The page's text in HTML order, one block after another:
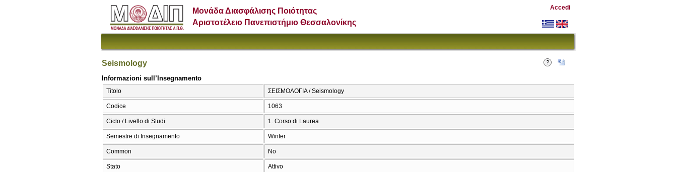
Μονάδα Διασφάλισης Ποιότητας
Αριστοτέλειο Πανεπιστήμιο Θεσσαλονίκης
Accedi
Seismology
Informazioni sull’Insegnamento
Titolo ΣΕΙΣΜΟΛΟΓΙΑ / Seismology
Codice 1063
Ciclo / Livello di Studi 1. Corso di Laurea
Semestre di Insegnamento Winter
Common No
Stato Attivo